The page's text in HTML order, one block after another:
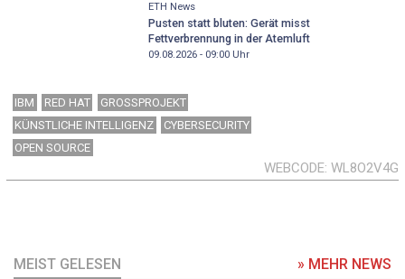
ETH News
Pusten statt bluten: Gerät misst
Fettverbrennung in der Atemluft
09.08.2026 - 09:00Uhr
IBM RED HAT
GROSSPROJEKT
KÜNSTLICHE INTELLIGENZ
CYBERSECURITY
OPEN SOURCE
WEBCODE WL8O2V4G
MEIST GELESEN » MEHR NEWS